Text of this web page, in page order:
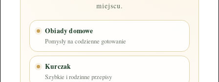
miejscu.
Obiady domowe
Pomysły na codzienne gotowanie
Kurczak
Szybkie i rodzinne przepisy